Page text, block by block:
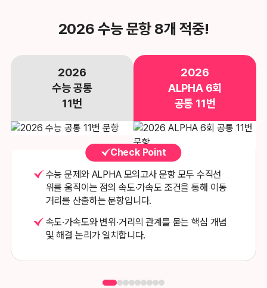
2026 수능 문항 8개 적중!
2026
수능 공통
11번
2026
ALPHA 6회
공통 11번
Check Point
수능 문제와 ALPHA 모의고사 문항 모두 수직선
위를 움직이는 점의 속도·가속도 조건을 통해 이동
거리를 산출하는 문항입니다.
속도·가속도와 변위·거리의 관계를 묻는 핵심 개념
및 해결 논리가 일치합니다.